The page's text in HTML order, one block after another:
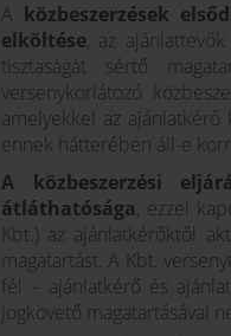
A közbeszerzések
elköltése, az
tisztaságát sértő
versenykorlátozó
amelyekkel az
ennek hátterében áll-e
A közbeszerzési
átláthatósága, ezzel
Kbt.) az ajánlatkérőktől
magatartást. A Kbt.
fél – ajánlatkérő és
jogkövető magatartásával